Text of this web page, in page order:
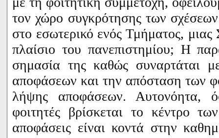
τον χώρο συγκρότησης των
στο εσωτερικό ενός Τμήματος,
πλαίσιο του πανεπιστημίου; Η
σημασία της καθώς συναρτάται
αποφάσεων και την απόσταση των
λήψης αποφάσεων. Αυτονόητα,
φοιτητές βρίσκεται το κέντρο
αποφάσεις είναι κοντά στην